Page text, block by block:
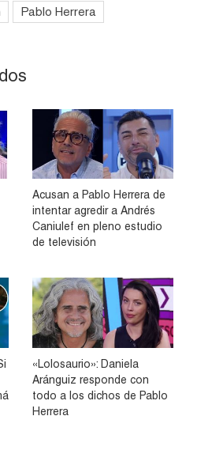
Pablo Herrera
Acusan a Pablo Herrera de
intentar agredir a Andrés
Caniulef en pleno estudio
de televisión
«Lolosaurio»: Daniela
Aránguiz responde con
todo a los dichos de Pablo
Herrera